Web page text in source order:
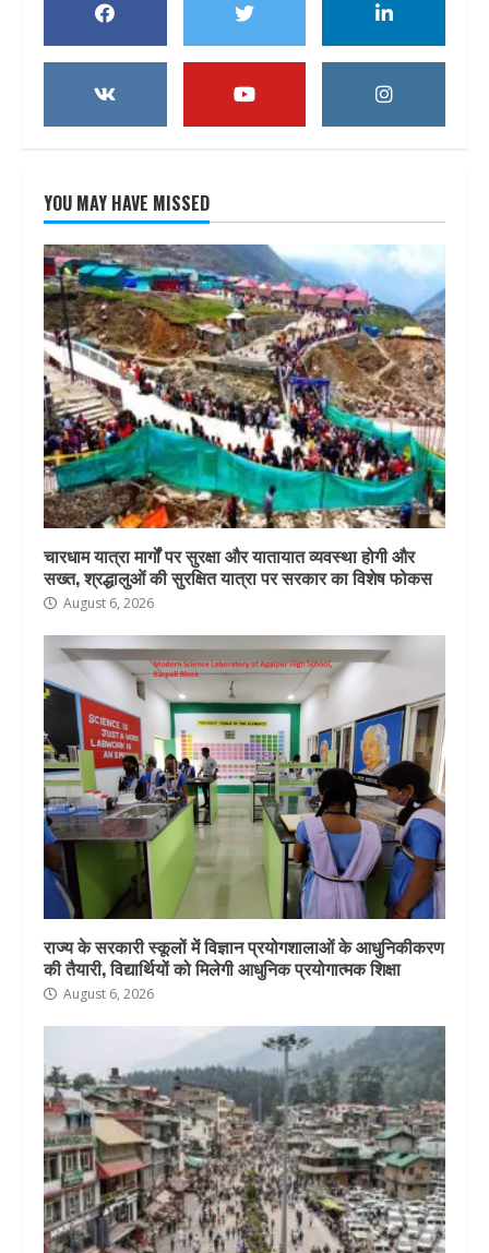
YOU MAY HAVE MISSED
चारधाम यात्रा मार्गों पर सुरक्षा और यातायात व्यवस्था होगी और
सख्त, श्रद्धालुओं की सुरक्षित यात्रा पर सरकार का विशेष फोकस
August 6, 2026
राज्य के सरकारी स्कूलों में विज्ञान प्रयोगशालाओं के आधुनिकीकरण
की तैयारी, विद्यार्थियों को मिलेगी आधुनिक प्रयोगात्मक शिक्षा
August 6, 2026